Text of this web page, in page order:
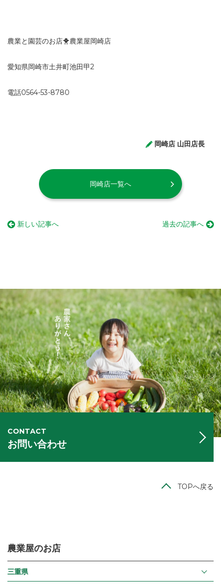
農業と園芸のお店🐥農業屋岡崎店
愛知県岡崎市土井町池田甲2
電話0564-53-8780
岡崎店 山田店長
岡崎店一覧へ
新しい記事へ 過去の記事へ
CONTACT
お問い合わせ
TOPへ戻る
農業屋のお店
三重県